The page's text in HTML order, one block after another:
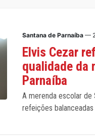
Santana de Parnaíba—
Elvis Cezar
qualidade da
Parnaíba
A merenda escolar
refeições balanceadas